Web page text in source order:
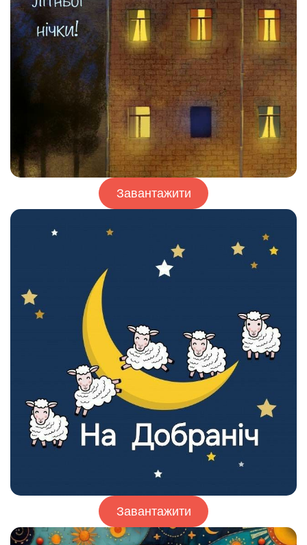
Завантажити
Завантажити